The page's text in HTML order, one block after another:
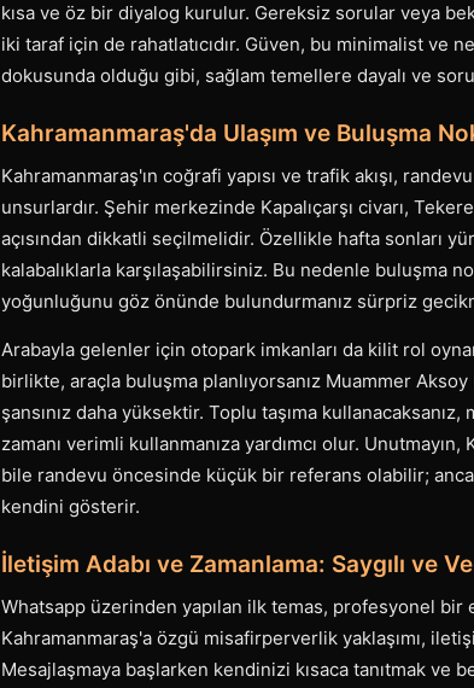
kısa ve öz bir diyalog kurulur. Gereksiz sorular veya
iki taraf için de rahatlatıcıdır. Güven, bu minimalist ve
dokusunda olduğu gibi, sağlam temellere dayalı ve
Kahramanmaraş'da Ulaşım ve Buluşma
Kahramanmaraş'ın coğrafi yapısı ve trafik akışı,
unsurlardır. Şehir merkezinde Kapalıçarşı civarı,
açısından dikkatli seçilmelidir. Özellikle hafta sonları
kalabalıklarla karşılaşabilirsiniz. Bu nedenle buluşma
yoğunluğunu göz önünde bulundurmanız sürpriz
Arabayla gelenler için otopark imkanları da kilit rol
birlikte, araçla buluşma planlıyorsanız Muammer
şansınız daha yüksektir. Toplu taşıma
zamanı verimli kullanmanıza yardımcı olur.
bile randevu öncesinde küçük bir referans olabilir;
kendini gösterir.
İletişim Adabı ve Zamanlama: Saygılı ve
Whatsapp üzerinden yapılan ilk temas, profesyonel
Kahramanmaraş'a özgü misafirperverlik yaklaşımı,
Mesajlaşmaya başlarken kendinizi kısaca tanıtmak ve